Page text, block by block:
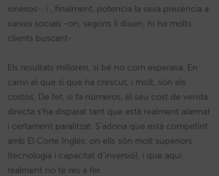
xinesos-, i , finalment, potencia la seva presència a
xarxes socials -on, segons li diuen, hi ha molts
clients buscant-.
Els resultats milloren, si bé no com esperava. En
canvi el que sí que ha crescut, i molt, són els
costos. De fet, si fa números, el seu cost de venda
directa s’ha disparat tant que està realment alarmat
i certament paralitzat. S’adona que està competint
amb El Corte Inglés, on ells són molt superiors
(tecnologia i capacitat d’inversió), i que aquí
realment no té res a fer.